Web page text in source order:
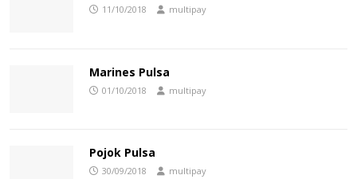
11/10/2018 multipay
Marines Pulsa
01/10/2018 multipay
Pojok Pulsa
30/09/2018 multipay